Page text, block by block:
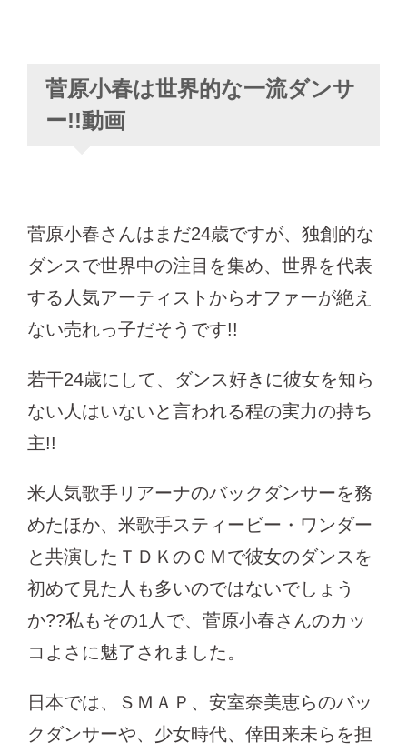
菅原小春は世界的な一流ダンサ
ー!!動画
菅原小春さんはまだ24歳ですが、独創的な
ダンスで世界中の注目を集め、世界を代表
する人気アーティストからオファーが絶え
ない売れっ子だそうです!!
若干24歳にして、ダンス好きに彼女を知ら
ない人はいないと言われる程の実力の持ち
主!!
米人気歌手リアーナのバックダンサーを務
めたほか、米歌手スティービー・ワンダー
と共演したＴＤＫのＣＭで彼女のダンスを
初めて見た人も多いのではないでしょう
か??私もその1人で、菅原小春さんのカッ
コよさに魅了されました。
日本では、ＳＭＡＰ、安室奈美恵らのバッ
クダンサーや、少女時代、倖田来未らを担